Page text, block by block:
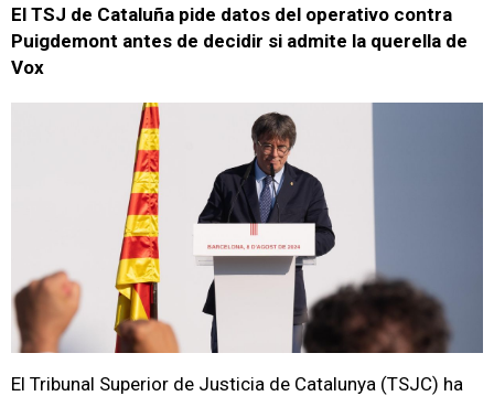
El TSJ de Cataluña pide datos del operativo contra
Puigdemont antes de decidir si admite la querella de
Vox
El Tribunal Superior de Justicia de Catalunya (TSJC) ha